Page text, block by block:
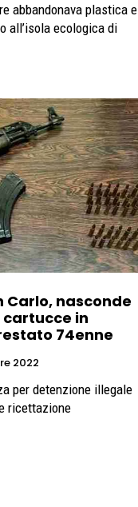
abbandonava plastica e
all’isola ecologica di
Carlo, nasconde
in
74enne
2022
per detenzione illegale
ricettazione